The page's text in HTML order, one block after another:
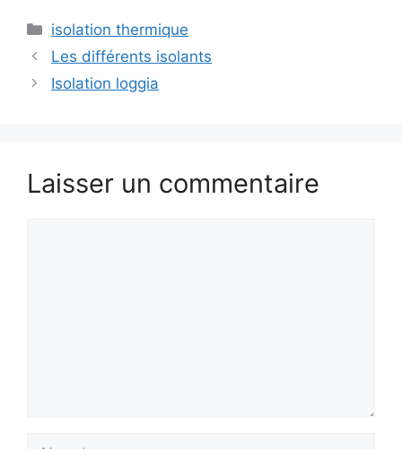
Catégories
isolation thermique
Les différents isolants
Isolation loggia
Laisser un commentaire